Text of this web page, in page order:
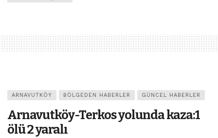
ARNAVUTKÖY BÖLGEDEN HABERLER GÜNCEL HABERLER
Arnavutköy-Terkos yolunda kaza:1
ölü 2 yaralı